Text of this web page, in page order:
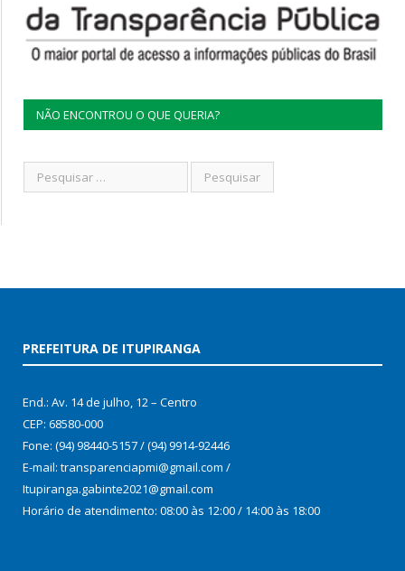
NÃO ENCONTROU O QUE QUERIA?
PREFEITURA DE ITUPIRANGA
End.: Av. 14 de julho, 12 – Centro
CEP: 68580-000
Fone: (94) 98440-5157 / (94) 9914-92446
E-mail: transparenciapmi@gmail.com /
Itupiranga.gabinte2021@gmail.com
Horário de atendimento: 08:00 às 12:00 / 14:00 às 18:00